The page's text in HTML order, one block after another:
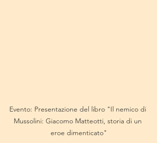
Evento: Presentazione del libro "Il nemico di
Mussolini: Giacomo Matteotti, storia di un
eroe dimenticato"